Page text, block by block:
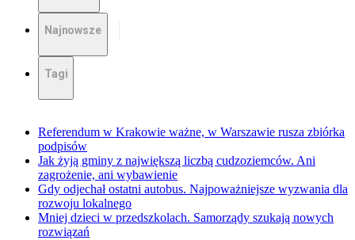
Najnowsze
Tagi
Referendum w Krakowie ważne, w Warszawie rusza zbiórka
podpisów
Jak żyją gminy z największą liczbą cudzoziemców. Ani
zagrożenie, ani wybawienie
Gdy odjechał ostatni autobus. Najpoważniejsze wyzwania dla
rozwoju lokalnego
Mniej dzieci w przedszkolach. Samorządy szukają nowych
rozwiązań